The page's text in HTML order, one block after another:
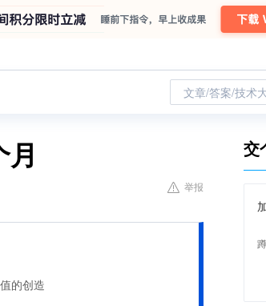
文章/答案/技术
举报
的创造
交